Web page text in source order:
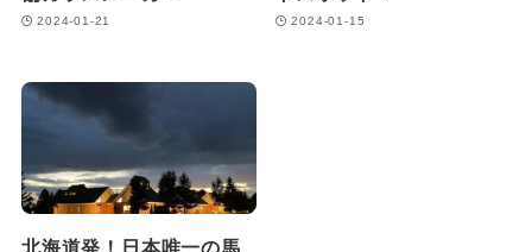
2024-01-21 2024-01-15
北海道発！日本唯一の馬